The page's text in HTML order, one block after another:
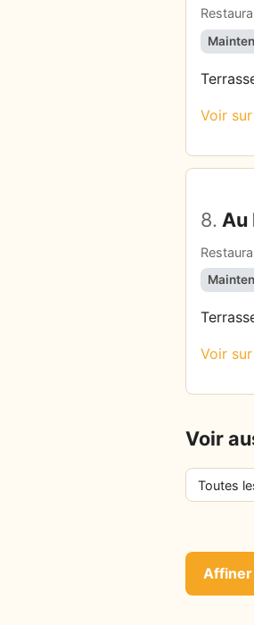
Voir
8. Au
Voir
Voir
Toutes